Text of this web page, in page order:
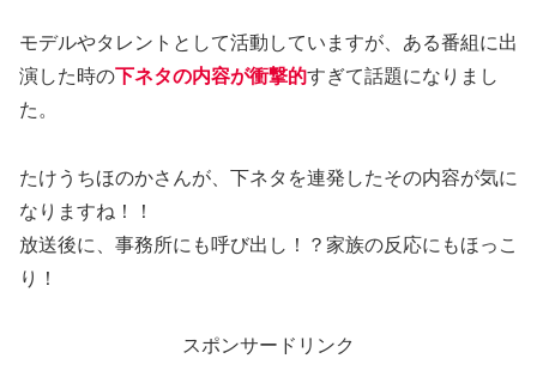
モデルやタレントとして活動していますが、ある番組に出
演した時の下ネタの内容が衝撃的すぎて話題になりまし
た。
たけうちほのかさんが、下ネタを連発したその内容が気に
なりますね！！
放送後に、事務所にも呼び出し！？家族の反応にもほっこ
り！
スポンサードリンク